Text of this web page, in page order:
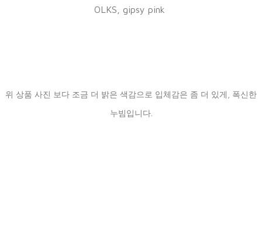
OLKS, gipsy pink
위 상품 사진 보다 조금 더 밝은 색감으로 입체감은 좀 더 있게, 폭신한
누빔입니다.